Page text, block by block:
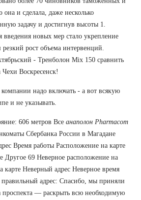
и сделала, даже несколько
задачу и достигнув высоты 1.
новых мер стало укрепление
рост объема интервенций.
- Тренболон Mix 150 сравнить
Воскресенск!
надо включать - а вот всякую
и не указывать.
606 метров Все анаполон Pharmacom
Сбербанка России в Магадане
Время работы Расположение на карте
Другое 69 Неверное расположение на
карте Неверный адрес Неверное время
адрес: Спасибо, мы приняли
проспекта — раскрыть всю необходимую